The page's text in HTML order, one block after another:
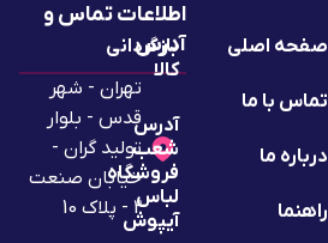
صفحه اصلی
تماس با ما
درباره ما
راهنما
بازگردانی
کالا
آدرس
شعب
فروشگاه
لباس
آیپوش
تهران - شهر
قدس - بلوار
تولید گران -
خیابان صنعت
2 - پلاک 10
اطلاعات تماس و
آدرس